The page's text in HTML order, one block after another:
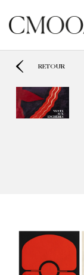
contenu
principal
RETOUR